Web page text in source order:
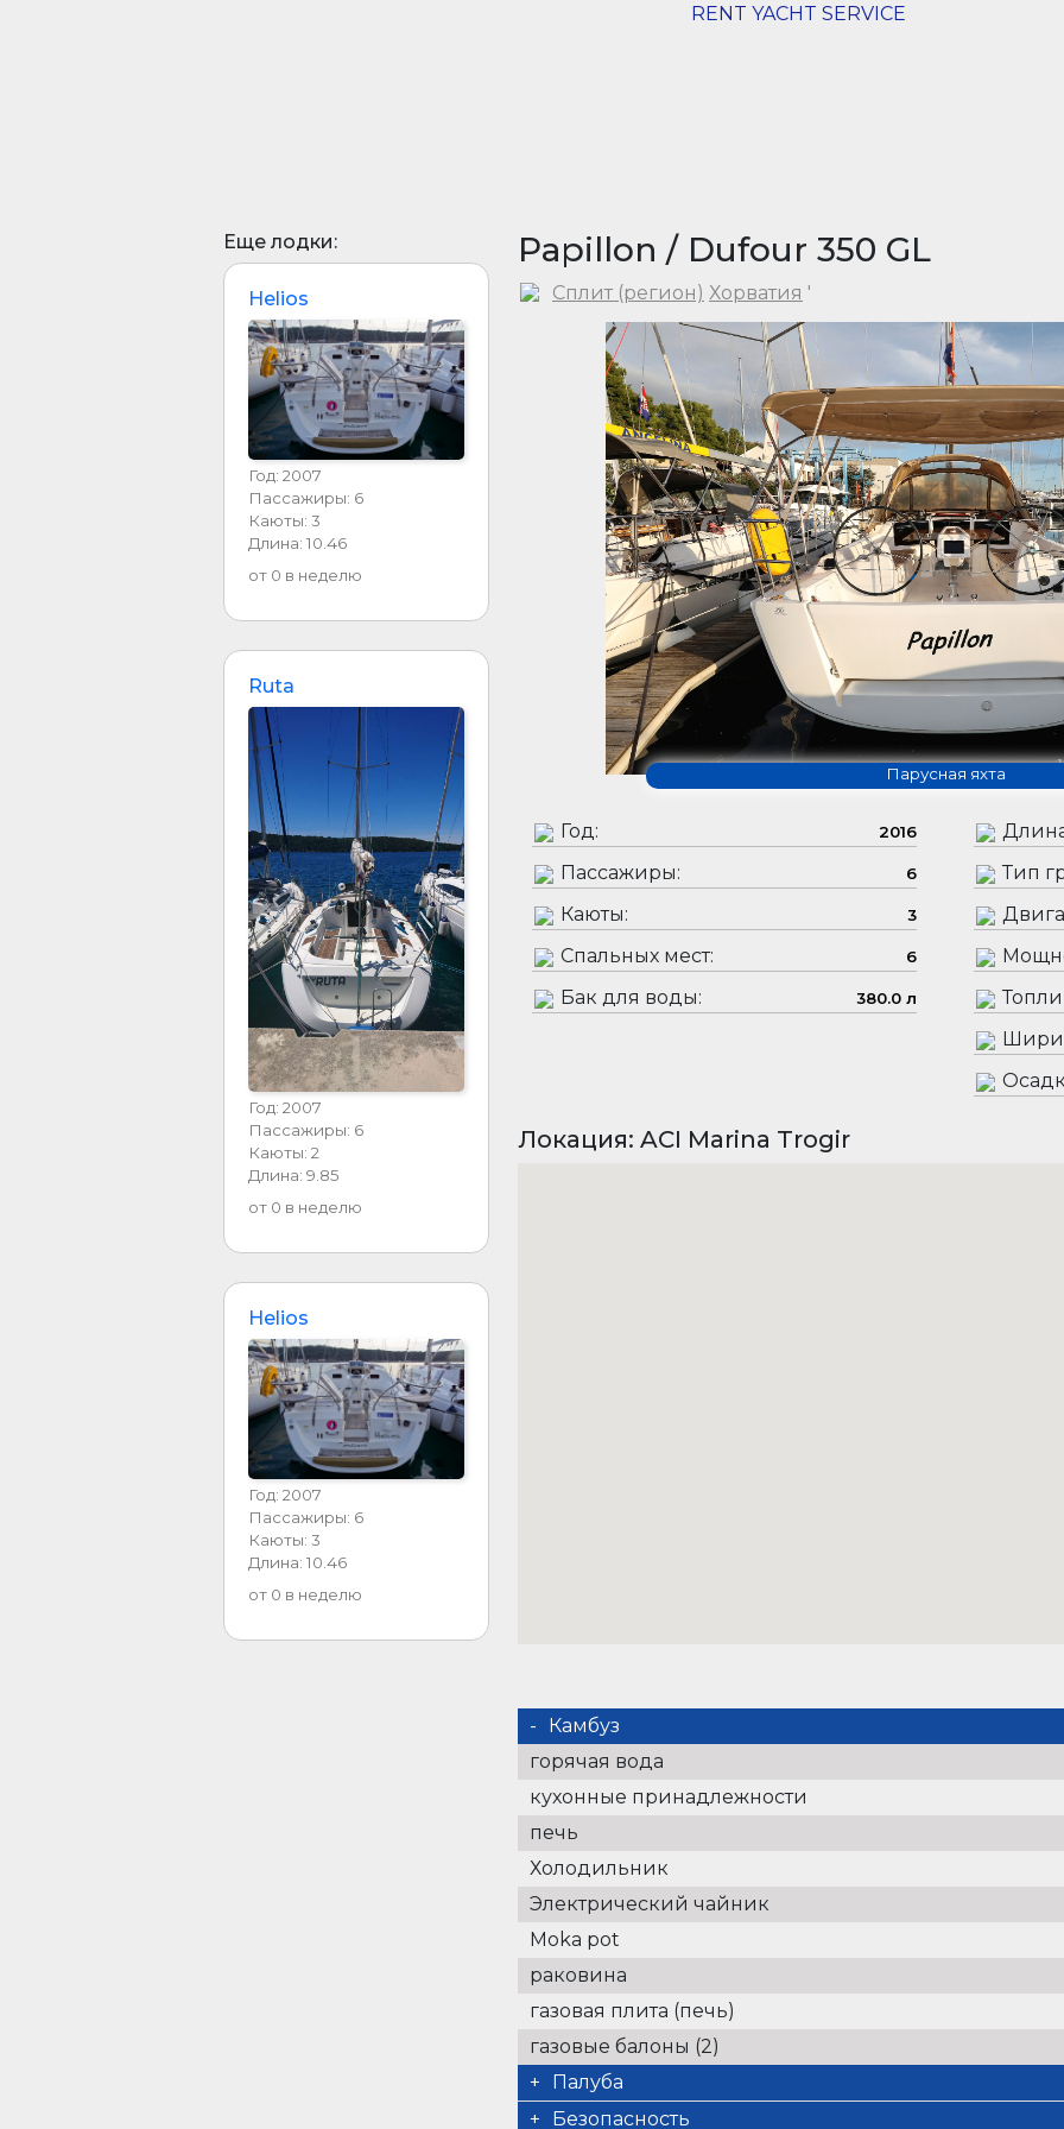
RENT YACHT SERVICE
Еще лодки:
Helios
Год: 2007
Пассажиры: 6
Каюты: 3
Длина: 10.46
от 0 в неделю
Ruta
Год: 2007
Пассажиры: 6
Каюты: 2
Длина: 9.85
от 0 в неделю
Helios
Год: 2007
Пассажиры: 6
Каюты: 3
Длина: 10.46
от 0 в неделю
Papillon / Dufour 350 GL
Сплит (регион) Хорватия '
Парусная яхта
Год: 2016
Пассажиры: 6
Каюты: 3
Спальных мест: 6
Бак для воды: 380.0 л
Тип
Локация: ACI Marina Trogir
Камбуз
горячая вода
кухонные принадлежности
печь
Холодильник
Электрический чайник
Moka pot
раковина
газовая плита (печь)
газовые балоны (2)
Палуба
Спрейхуд
Безопасность